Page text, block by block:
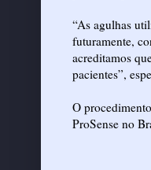
“As agulhas
futuramente,
acreditamos
pacientes”,
O
ProSense no